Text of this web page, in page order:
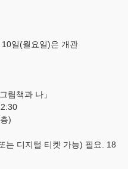
일(월요일)은 개관
림책과 나」
)
는 디지털 티켓 가능) 필요. 18